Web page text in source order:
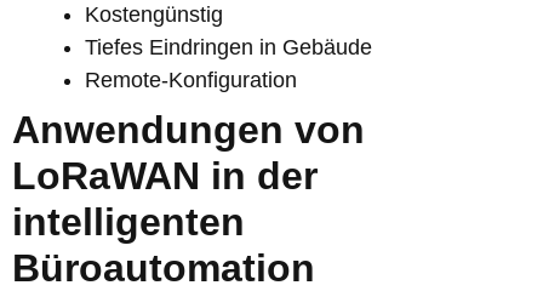
Kostengünstig
Tiefes Eindringen in Gebäude
Remote-Konfiguration
Anwendungen von
LoRaWAN in der
intelligenten
Büroautomation